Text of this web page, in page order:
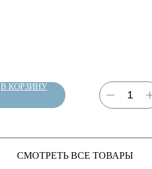
В КОРЗИНУ
СМОТРЕТЬ ВСЕ ТОВАРЫ